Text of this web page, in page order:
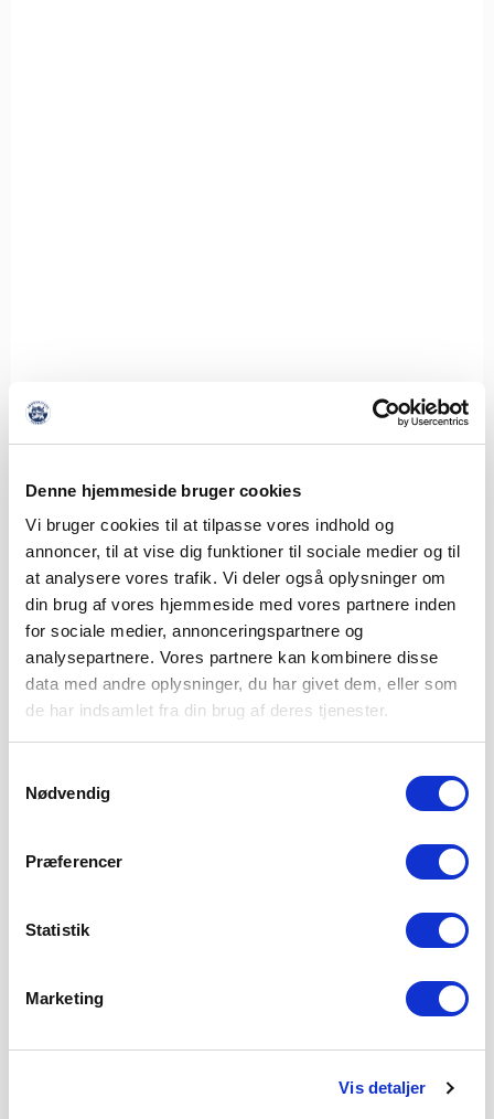
Denne hjemmeside bruger cookies
Vi bruger cookies til at tilpasse vores indhold og
annoncer, til at vise dig funktioner til sociale medier og til
at analysere vores trafik. Vi deler også oplysninger om
din brug af vores hjemmeside med vores partnere inden
for sociale medier, annonceringspartnere og
analysepartnere. Vores partnere kan kombinere disse
data med andre oplysninger, du har givet dem, eller som
de har indsamlet fra din brug af deres tjenester.
Nødvendig
Præferencer
Statistik
Marketing
Vis detaljer
FØR VFF: UHELD, TÆLLEREMSE OG FRA TRISTHED
TIL JUBEL I DOMKIRKEN
6. AUGUST 2026
Fredag aften klokken 19.00 venter endnu et 3F Superliga-
slag, når Viborg FF gæster Sydbank Park.
LÆS MERE